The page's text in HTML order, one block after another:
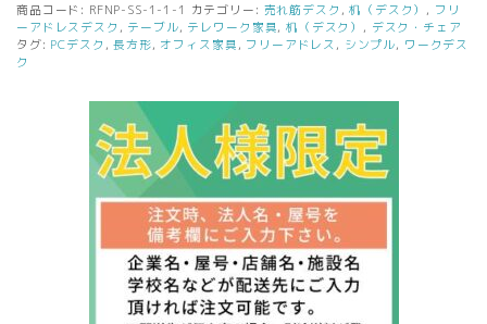
商品コード: RFNP-SS-1-1-1 カテゴリー: 売れ筋デスク ,机（デスク） , フリ
ーアドレスデスク , テーブル, テレワーク家具,机（デスク） , デスク・チェア
タグ: PCデスク ,長方形, オフィス家具 , フリーアドレス , シンプル, ワークデス
ク